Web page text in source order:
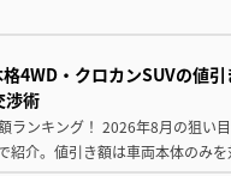
格4WD・クロカンSUVの値
渉術
ランキング！ 2026年8月の狙い
紹介。値引き額は車両本体のみ